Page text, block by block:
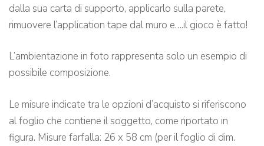
dalla sua carta di supporto, applicarlo sulla parete,
rimuovere l’application tape dal muro e….il gioco è fatto!
L’ambientazione in foto rappresenta solo un esempio di
possibile composizione.
Le misure indicate tra le opzioni d’acquisto si riferiscono
al foglio che contiene il soggetto, come riportato in
figura. Misure farfalla: 26 x 58 cm (per il foglio di dim.